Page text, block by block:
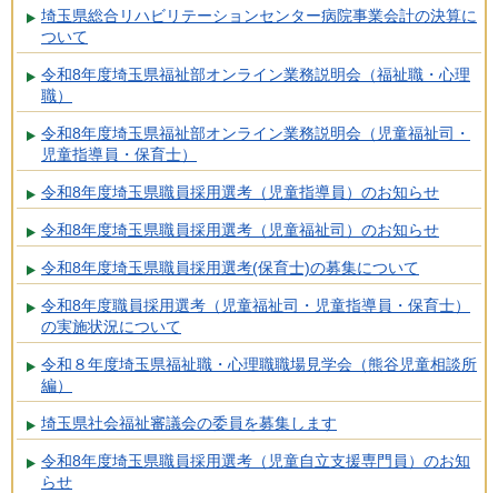
埼玉県総合リハビリテーションセンター病院事業会計の決算に
ついて
令和8年度埼玉県福祉部オンライン業務説明会（福祉職・心理
職）
令和8年度埼玉県福祉部オンライン業務説明会（児童福祉司・
児童指導員・保育士）
令和8年度埼玉県職員採用選考（児童指導員）のお知らせ
令和8年度埼玉県職員採用選考（児童福祉司）のお知らせ
令和8年度埼玉県職員採用選考(保育士)の募集について
令和8年度職員採用選考（児童福祉司・児童指導員・保育士）
の実施状況について
令和８年度埼玉県福祉職・心理職職場見学会（熊谷児童相談所
編）
埼玉県社会福祉審議会の委員を募集します
令和8年度埼玉県職員採用選考（児童自立支援専門員）のお知
らせ